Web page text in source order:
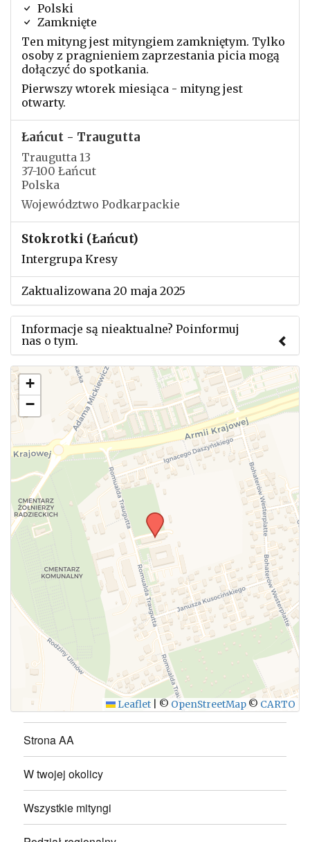
Polski
Zamknięte
Ten mityng jest mityngiem zamkniętym. Tylko
osoby z pragnieniem zaprzestania picia mogą
dołączyć do spotkania.
Pierwszy wtorek miesiąca - mityng jest
otwarty.
Łańcut - Traugutta
Traugutta 13
37-100 Łańcut
Polska
Województwo Podkarpackie
Stokrotki (Łańcut)
Intergrupa Kresy
Zaktualizowana 20 maja 2025
Informacje są nieaktualne? Poinformuj
nas o tym.
Użyj tego formularza aby przesłać informację o
zmianach w powyższym mityngu.
WYŚLIJ
+
−
Leaflet © OpenStreetMap © CARTO
Strona AA
W twojej okolicy
Wszystkie mityngi